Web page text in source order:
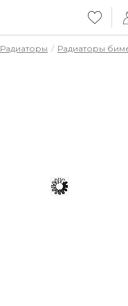
Радиаторы Радиаторы